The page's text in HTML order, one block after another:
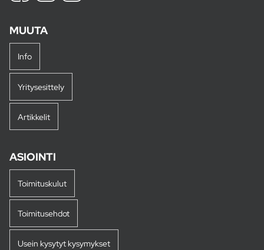
MUUTA
Info
Yritysesittely
Artikkelit
ASIOINTI
Toimituskulut
Toimitusehdot
Usein kysytyt kysymykset